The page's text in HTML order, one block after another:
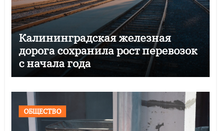
Калининградская железная
дорога сохранила рост перевозок
с начала года
ОБЩЕСТВО